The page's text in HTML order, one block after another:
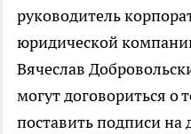
руководитель
юридической
Вячеслав
могут договориться о
поставить подписи на